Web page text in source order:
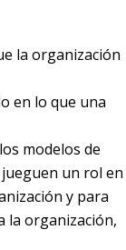
la organización
en lo que una
modelos de
un rol en
y para
la organización,